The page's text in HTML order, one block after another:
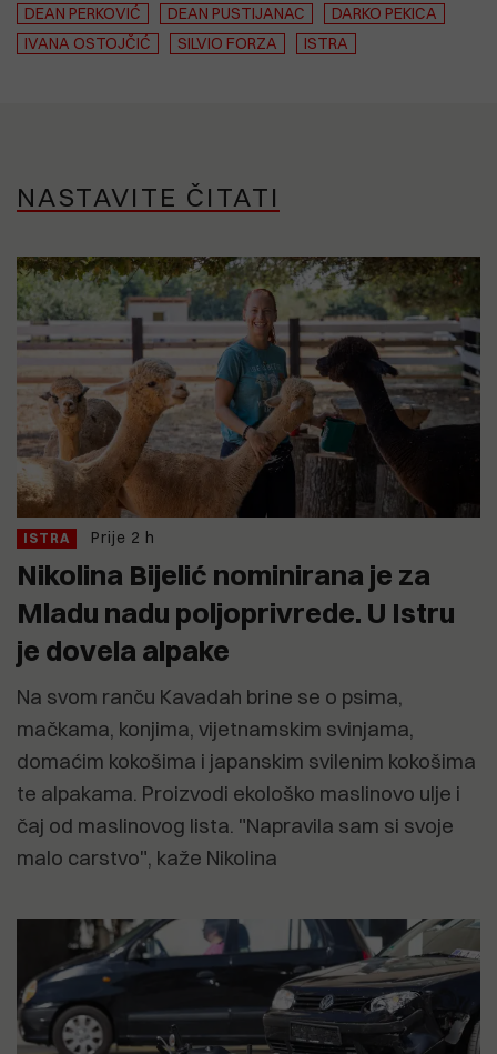
DEAN PERKOVIĆ
DEAN PUSTIJANAC
DARKO PEKICA
IVANA OSTOJČIĆ
SILVIO FORZA ISTRA
NASTAVITE ČITATI
ISTRA Prije 2 h
Nikolina Bijelić nominirana je za
Mladu nadu poljoprivrede. U Istru
je dovela alpake
Na svom ranču Kavadah brine se o psima,
mačkama, konjima, vijetnamskim svinjama,
domaćim kokošima i japanskim svilenim kokošima
te alpakama. Proizvodi ekološko maslinovo ulje i
čaj od maslinovog lista. "Napravila sam si svoje
malo carstvo", kaže Nikolina